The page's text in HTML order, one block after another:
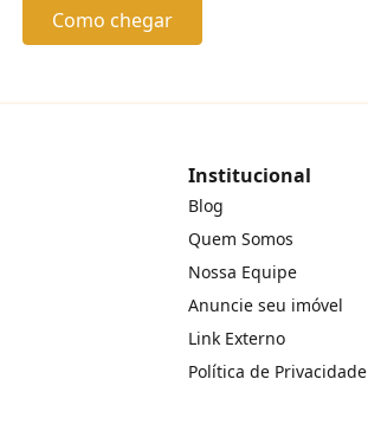
Como chegar
Institucional
Blog
Quem Somos
Nossa Equipe
Anuncie seu imóvel
Link Externo
Política de Privacidade